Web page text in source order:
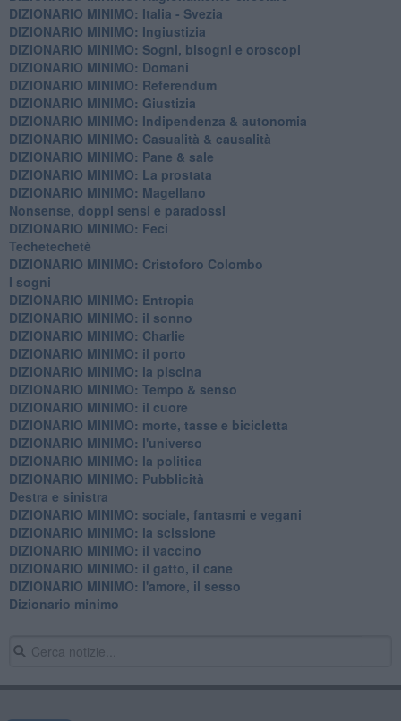
DIZIONARIO MINIMO: Italia - Svezia
DIZIONARIO MINIMO: ​Ingiustizia
DIZIONARIO MINIMO: ​Sogni, bisogni e oroscopi
DIZIONARIO MINIMO: Domani
DIZIONARIO MINIMO: Referendum
DIZIONARIO MINIMO: Giustizia
DIZIONARIO MINIMO: ​Indipendenza & autonomia
DIZIONARIO MINIMO: ​Casualità & causalità
​DIZIONARIO MINIMO: Pane & sale
DIZIONARIO MINIMO: La prostata
​DIZIONARIO MINIMO: Magellano
Nonsense, doppi sensi e paradossi
DIZIONARIO MINIMO: Feci
Techetechetè
DIZIONARIO MINIMO: Cristoforo Colombo
I sogni
DIZIONARIO MINIMO: Entropia
DIZIONARIO MINIMO: il sonno
DIZIONARIO MINIMO: Charlie
DIZIONARIO MINIMO: il porto
DIZIONARIO MINIMO: la piscina
DIZIONARIO MINIMO: Tempo & senso
DIZIONARIO MINIMO: il cuore
DIZIONARIO MINIMO: morte, tasse e bicicletta
DIZIONARIO MINIMO: l'universo
DIZIONARIO MINIMO: la politica
DIZIONARIO MINIMO: Pubblicità
Destra e sinistra
DIZIONARIO MINIMO: sociale, fantasmi e vegani
DIZIONARIO MINIMO: la scissione
DIZIONARIO MINIMO: il vaccino
DIZIONARIO MINIMO: il gatto, il cane
DIZIONARIO MINIMO: l'amore, il sesso
Dizionario minimo